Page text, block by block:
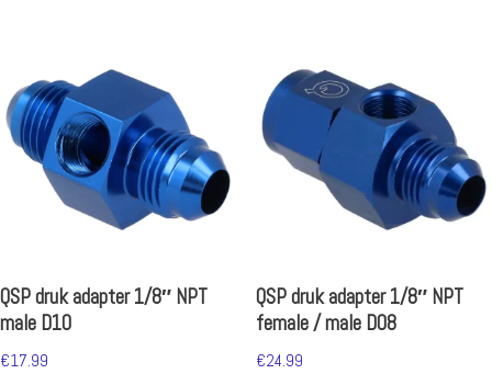
QSP druk adapter 1/8″ NPT
male D10
€17.99
QSP druk adapter 1/8″ NPT
female / male D08
€24.99